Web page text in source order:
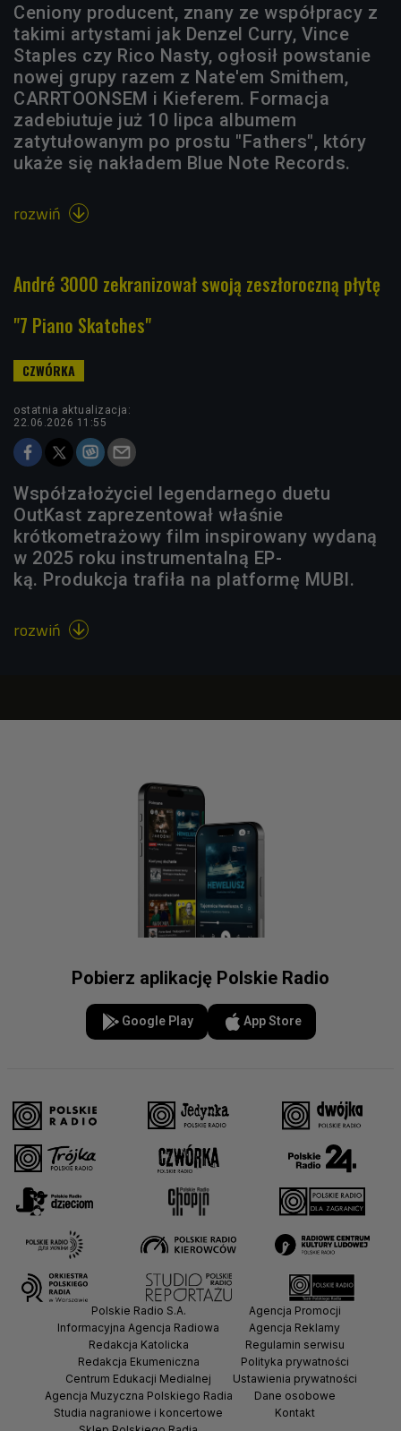
Ceniony producent, znany ze współpracy z
takimi artystami jak Denzel Curry, Vince
Staples czy Rico Nasty, ogłosił powstanie
nowej grupy razem z Nate'em Smithem,
CARRTOONSEM i Kieferem. Formacja
zadebiutuje już 10 lipca albumem
zatytułowanym po prostu "Fathers", który
ukaże się nakładem Blue Note Records.
rozwiń 
André 3000 zekranizował swoją zeszłoroczną płytę
"7 Piano Skatches"
ostatnia aktualizacja:
22.06.2026 11:55
Współzałożyciel legendarnego duetu
OutKast zaprezentował właśnie
krótkometrażowy film inspirowany wydaną
w 2025 roku instrumentalną EP-
ką. Produkcja trafiła na platformę MUBI.
rozwiń 
Pobierz aplikację Polskie Radio
Google Play App Store
Polskie Radio S.A.
Informacyjna Agencja Radiowa
Redakcja Katolicka
Redakcja Ekumeniczna
Centrum Edukacji Medialnej
Agencja Muzyczna Polskiego Radia
Studia nagraniowe i koncertowe
Agencja Promocji
Agencja Reklamy
Regulamin serwisu
Polityka prywatności
Ustawienia prywatności
Dane osobowe
Kontakt